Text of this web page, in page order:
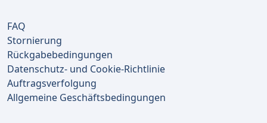
FAQ
Stornierung
Rückgabebedingungen
Datenschutz- und Cookie-Richtlinie
Auftragsverfolgung
Allgemeine Geschäftsbedingungen